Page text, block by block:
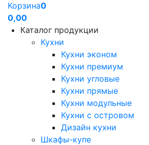
Корзина0
0,00
Каталог продукции
Кухни
Кухни эконом
Кухни премиум
Кухни угловые
Кухни прямые
Кухни модульные
Кухни с островом
Дизайн кухни
Шкафы-купе